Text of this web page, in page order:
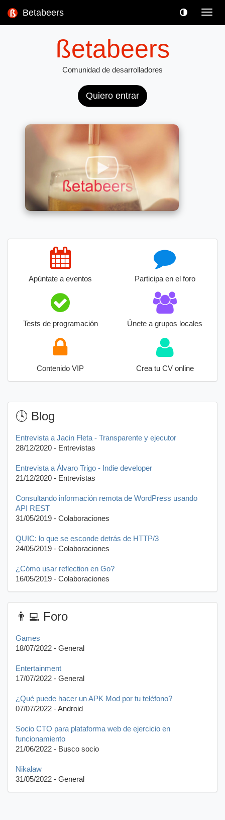
Betabeers
ßetabeers
Comunidad de desarrolladores
Quiero entrar
Apúntate a eventos Participa en el foro
Tests de programación Únete a grupos locales
Contenido VIP Crea tu CV online
🕓 Blog
Entrevista a Jacin Fleta - Transparente y ejecutor
28/12/2020 - Entrevistas
Entrevista a Álvaro Trigo - Indie developer
21/12/2020 - Entrevistas
Consultando información remota de WordPress usando
API REST
31/05/2019 - Colaboraciones
QUIC: lo que se esconde detrás de HTTP/3
24/05/2019 - Colaboraciones
¿Cómo usar reflection en Go?
16/05/2019 - Colaboraciones
👨‍💻 Foro
Games
18/07/2022 - General
Entertainment
17/07/2022 - General
¿Qué puede hacer un APK Mod por tu teléfono?
07/07/2022 - Android
Socio CTO para plataforma web de ejercicio en
funcionamiento
21/06/2022 - Busco socio
Nikalaw
31/05/2022 - General